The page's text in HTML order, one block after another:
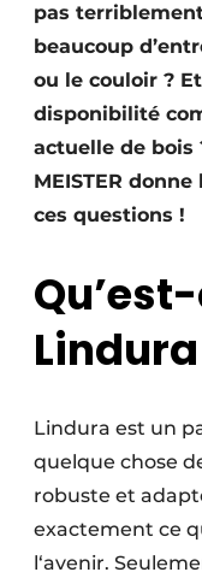
pas
beaucoup
ou le couloir ?
disponibilité
actuelle de bois
MEISTER
ces questions !
Lindura est un
quelque chose
robuste et
exactement ce
l‘avenir.